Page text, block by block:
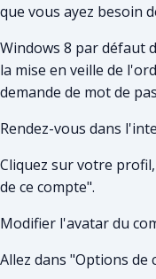
que vous ayez besoin
Windows 8 par défaut
la mise en veille de
demande de mot de
Rendez-vous dans
Cliquez sur votre
de ce compte".
Modifier l'avatar du
Allez dans "Options de